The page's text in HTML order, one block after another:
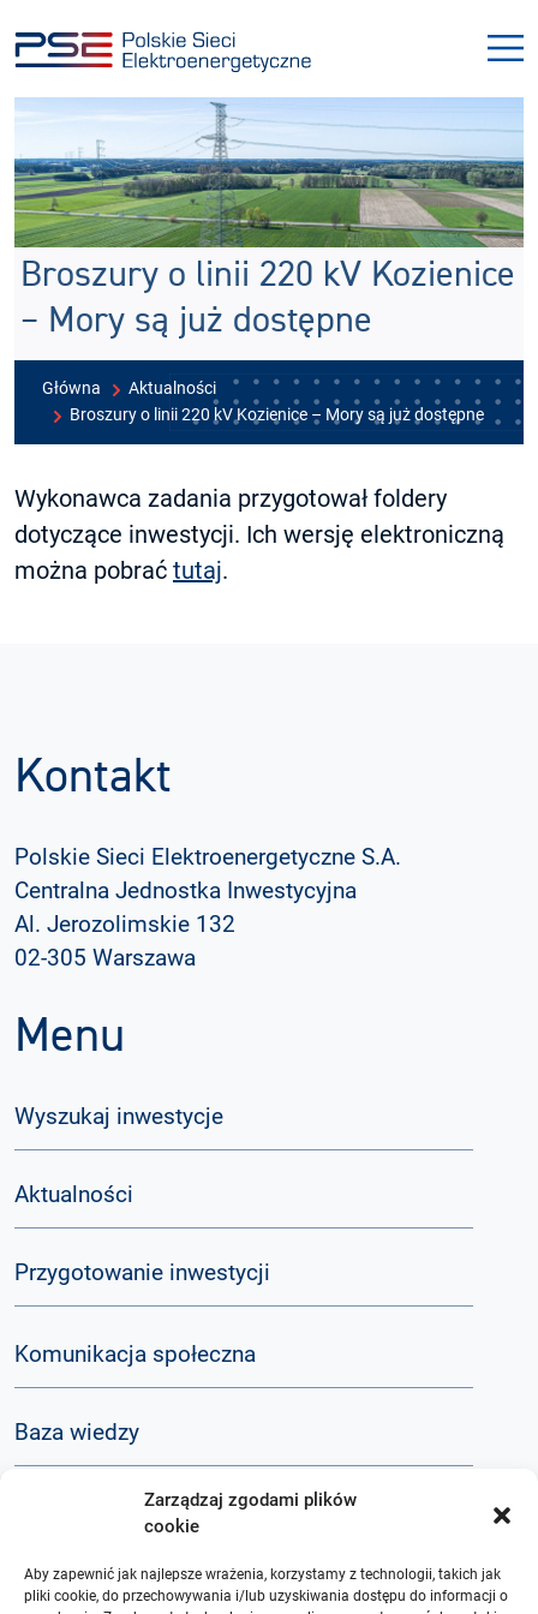
Zarządzaj zgodami plików
cookie
Aby zapewnić jak najlepsze wrażenia, korzystamy z technologii, takich jak
pliki cookie, do przechowywania i/lub uzyskiwania dostępu do informacji o
do
menu
do
treści
Broszury o linii 220 kV Kozienice
– Mory są już dostępne
Główna
Aktualności
Broszury o linii 220 kV Kozienice – Mory są już dostępne
Wykonawca zadania przygotował foldery
dotyczące inwestycji. Ich wersję elektroniczną
można pobrać tutaj.
Kontakt
Polskie Sieci Elektroenergetyczne S.A.
Centralna Jednostka Inwestycyjna
Al. Jerozolimskie 132
02-305 Warszawa
Menu
Wyszukaj inwestycje
Aktualności
Przygotowanie inwestycji
Komunikacja społeczna
Baza wiedzy
O nas